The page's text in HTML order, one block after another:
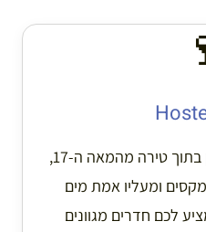
דמיינו שאתם פותחים חלון בתוך טירה מהמאה ה-17,
ומעליו אמת מים
לכם חדרים מגוונים